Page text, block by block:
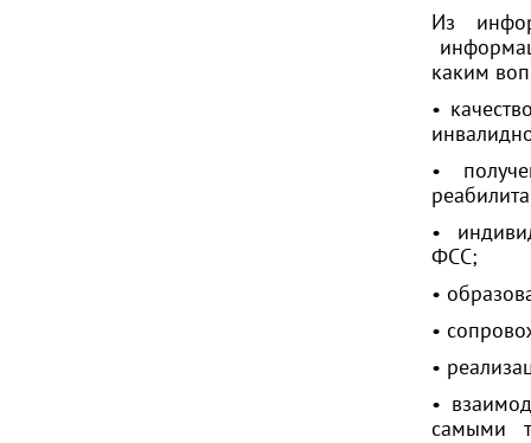
Из
каким
•
•
•
ФСС;
•
•
•
•
самыми